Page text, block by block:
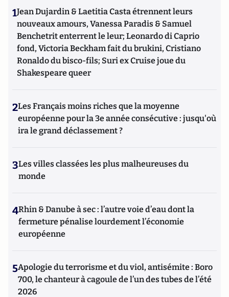
1Jean Dujardin & Laetitia Casta étrennent leurs
nouveaux amours, Vanessa Paradis & Samuel
Benchetrit enterrent le leur; Leonardo di Caprio
fond, Victoria Beckham fait du brukini, Cristiano
Ronaldo du bisco-fils; Suri ex Cruise joue du
Shakespeare queer
2Les Français moins riches que la moyenne
européenne pour la 3e année consécutive : jusqu'où
ira le grand déclassement ?
3Les villes classées les plus malheureuses du
monde
4Rhin & Danube à sec : l’autre voie d’eau dont la
fermeture pénalise lourdement l’économie
européenne
5Apologie du terrorisme et du viol, antisémite : Boro
700, le chanteur à cagoule de l’un des tubes de l’été
2026